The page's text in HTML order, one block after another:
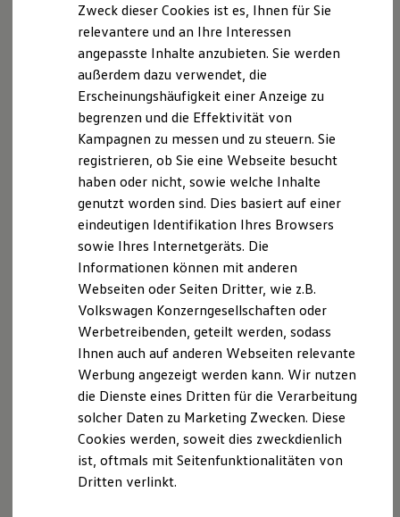
Kaufoptionen
E-Auto-Förderung
Software und Konnektivität
Die ID. Software 6
ID. Software Versionen und Updates
Digitale Extras
Schnittstellen zu Ihrem ID.
Hybridautos
Marke und Erlebnis
Volkswagen R und R Experience
R-Modelle
R Experience
Driving Experience
Volkswagen entdecken
Werkbesichtigung
Lifestyle Shop
T-Roc Kollektion
Golf Kollektion
ID. Kollektion
Volkswagen Kollektion
R-Kollektion
GTI Kollektion
Fußball Drop
we drive football
#wedriveproud
Besitzer und Service
Software Updates
Service und Ersatzteile
Umsatzsteuer-Identifikationsnummer: DE457508305
Wir sind zur Teilnahme an einem
Streitbeilegungsverfahren vor einer
Verbraucherschlichtungsstelle weder verpflichtet
noch bereit.
Hinweis gemäß § 34d Abs. 7 Nr. 1 Gewerbeordnung
Wir sind als Versicherungsvertreter nach § 34d Abs. 7
Nr. 1 Gewerbeordnung ausschließlich für die
Volkswagen Versicherungsdienst GmbH tätig. Unsere
Registrierung ist bei der Industrie- und
Handelskammer für München und Oberbayern, Max-
Joseph-Str. 2, 80333 München, hinterlegt.
Eingetragen sind wir im Vermittlerregister unter der
Nummer D-26CN-KYDRT-47. Sie können dies
überprüfen unterwww.vermittlerregister.infooder
beim Vermittlerregister des Deutschen Industrie- und
Handelskammertags (DIHK) e.V., Breite Straße 29,
10178 Berlin, Telefon: 0180 600 585 0 (0,20 €/Anruf
aus dem Festnetz, Mobilfunk maximal 0,60 €/Anruf).
Zweck dieser Cookies ist es, Ihnen für Sie
relevantere und an Ihre Interessen
angepasste Inhalte anzubieten. Sie werden
außerdem dazu verwendet, die
Erscheinungshäufigkeit einer Anzeige zu
begrenzen und die Effektivität von
Kampagnen zu messen und zu steuern. Sie
registrieren, ob Sie eine Webseite besucht
haben oder nicht, sowie welche Inhalte
genutzt worden sind. Dies basiert auf einer
eindeutigen Identifikation Ihres Browsers
sowie Ihres Internetgeräts. Die
Informationen können mit anderen
Webseiten oder Seiten Dritter, wie z.B.
Volkswagen Konzerngesellschaften oder
Werbetreibenden, geteilt werden, sodass
Ihnen auch auf anderen Webseiten relevante
Werbung angezeigt werden kann. Wir nutzen
die Dienste eines Dritten für die Verarbeitung
solcher Daten zu Marketing Zwecken. Diese
Cookies werden, soweit dies zweckdienlich
ist, oftmals mit Seitenfunktionalitäten von
Dritten verlinkt.